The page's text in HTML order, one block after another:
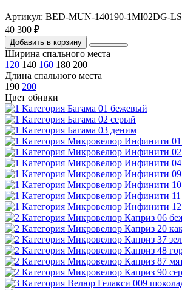
Артикул: BED-MUN-140190-1MI02DG-
40 300 ₽
Добавить в корзину
Ширина спального места
120 140 160 180 200
Длина спального места
190 200
Цвет обивки